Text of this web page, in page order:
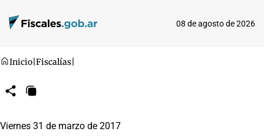
08 de agosto de 2026
Inicio Fiscalías
CompartirCopiar
Viernes 31 de marzo de 2017